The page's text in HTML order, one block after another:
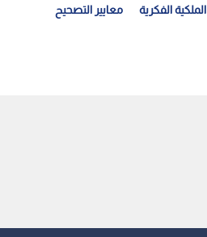
الملكية الفكرية معايير التصحيح